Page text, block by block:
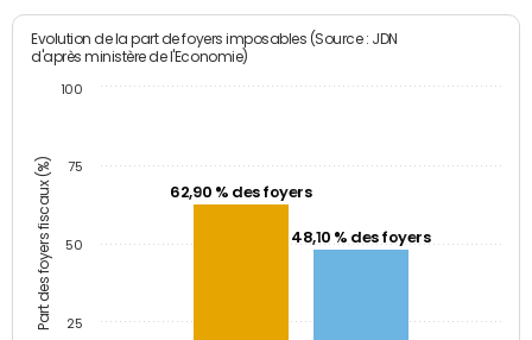
Part des foyers fiscaux (%)
Evolution de la part de foyers imposables (Source : JDN
d'après ministère de l'Economie)
62,90 % des foyers
48,10 % des foyers
25
50
75
100